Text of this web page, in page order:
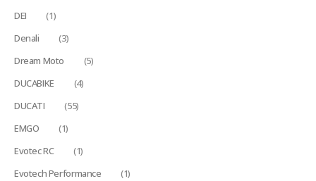
DEI
(1)
Denali
(3)
Dream Moto
(5)
DUCABIKE
(4)
DUCATI
(55)
EMGO
(1)
Evotec RC
(1)
Evotech Performance
(1)